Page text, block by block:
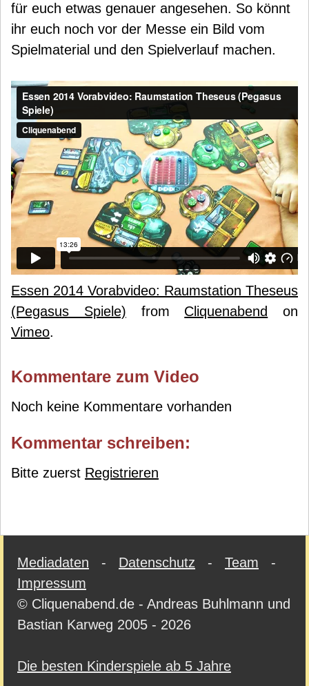
für euch etwas genauer angesehen. So könnt
ihr euch noch vor der Messe ein Bild vom
Spielmaterial und den Spielverlauf machen.
Essen 2014 Vorabvideo: Raumstation Theseus
(Pegasus Spiele) from Cliquenabend
on
Vimeo.
Kommentare zum Video
Noch keine Kommentare vorhanden
Kommentar schreiben:
Bitte zuerst Registrieren
Mediadaten - Datenschutz - Team -
Impressum
© Cliquenabend.de - Andreas Buhlmann und
Bastian Karweg 2005 - 2026
Die besten Kinderspiele ab 5 Jahre